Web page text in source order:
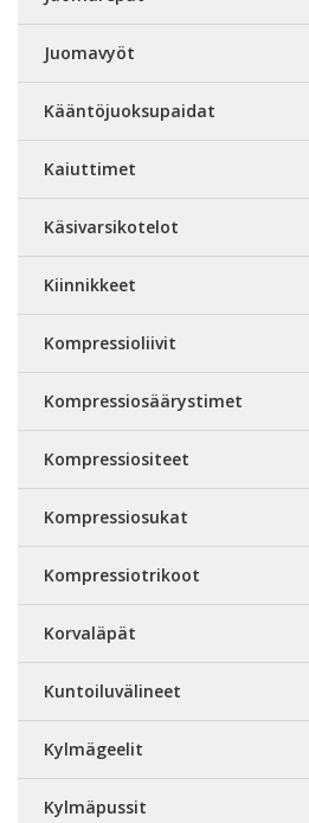
Juomavyöt
Kääntöjuoksupaidat
Kaiuttimet
Käsivarsikotelot
Kiinnikkeet
Kompressioliivit
Kompressiosäärystimet
Kompressiositeet
Kompressiosukat
Kompressiotrikoot
Korvaläpät
Kuntoiluvälineet
Kylmägeelit
Kylmäpussit